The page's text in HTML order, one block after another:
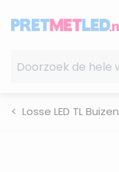
Losse LED TL Buizen